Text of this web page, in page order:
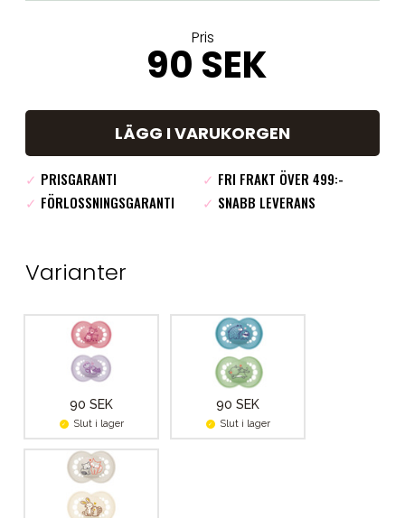
Pris
90 SEK
LÄGG I VARUKORGEN
✓ PRISGARANTI ✓ FRI FRAKT ÖVER 499:-
✓ FÖRLOSSNINGSGARANTI ✓ SNABB LEVERANS
Varianter
90 SEK
Slut i lager
90 SEK
Slut i lager